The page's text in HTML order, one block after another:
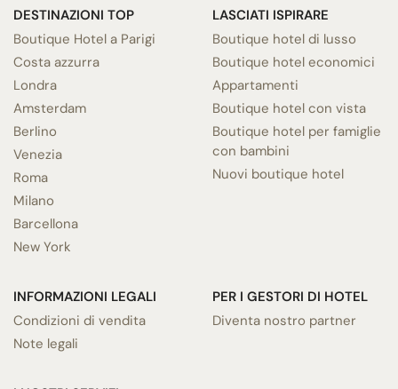
DESTINAZIONI TOP
Boutique Hotel a Parigi
Costa azzurra
Londra
Amsterdam
Berlino
Venezia
Roma
Milano
Barcellona
New York
LASCIATI ISPIRARE
Boutique hotel di lusso
Boutique hotel economici
Appartamenti
Boutique hotel con vista
Boutique hotel per famiglie
con bambini
Nuovi boutique hotel
INFORMAZIONI LEGALI
Condizioni di vendita
Note legali
PER I GESTORI DI HOTEL
Diventa nostro partner